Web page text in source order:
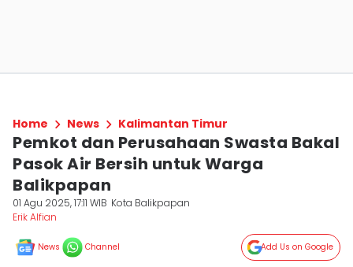
Home News Kalimantan Timur
Pemkot dan Perusahaan Swasta Bakal
Pasok Air Bersih untuk Warga
Balikpapan
01 Agu 2025, 17:11 WIB Kota Balikpapan
Erik Alfian
News Channel Add Us on Google